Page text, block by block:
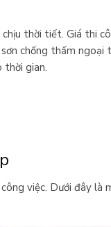
thời tiết. Giá thi
sơn chống thấm
thời gian.
việc. Dưới đây là